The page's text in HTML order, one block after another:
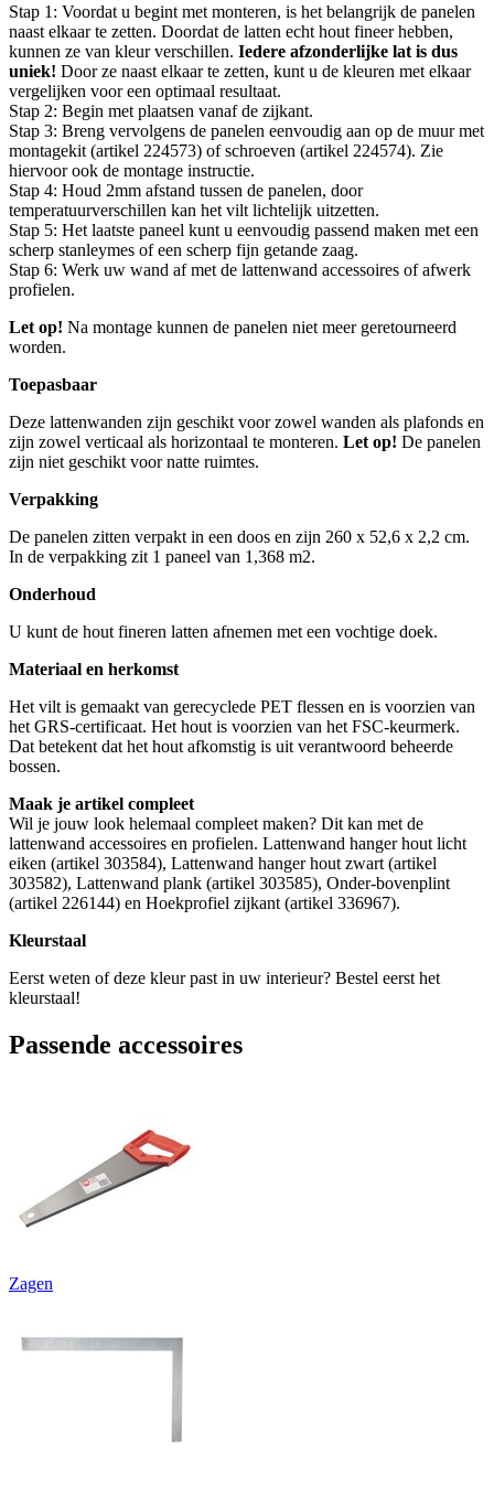
Stap 1: Voordat u begint met monteren, is het belangrijk de panelen
naast elkaar te zetten. Doordat de latten echt hout fineer hebben,
kunnen ze van kleur verschillen. Iedere afzonderlijke lat is dus
uniek! Door ze naast elkaar te zetten, kunt u de kleuren met elkaar
vergelijken voor een optimaal resultaat.
Stap 2: Begin met plaatsen vanaf de zijkant.
Stap 3: Breng vervolgens de panelen eenvoudig aan op de muur met
montagekit (artikel 224573) of schroeven (artikel 224574). Zie
hiervoor ook de montage instructie.
Stap 4: Houd 2mm afstand tussen de panelen, door
temperatuurverschillen kan het vilt lichtelijk uitzetten.
Stap 5: Het laatste paneel kunt u eenvoudig passend maken met een
scherp stanleymes of een scherp fijn getande zaag.
Stap 6: Werk uw wand af met de lattenwand accessoires of afwerk
profielen.
Let op! Na montage kunnen de panelen niet meer geretourneerd
worden.
Toepasbaar
Deze lattenwanden zijn geschikt voor zowel wanden als plafonds en
zijn zowel verticaal als horizontaal te monteren. Let op! De panelen
zijn niet geschikt voor natte ruimtes.
Verpakking
De panelen zitten verpakt in een doos en zijn 260 x 52,6 x 2,2 cm.
In de verpakking zit 1 paneel van 1,368 m2.
Onderhoud
U kunt de hout fineren latten afnemen met een vochtige doek.
Materiaal en herkomst
Het vilt is gemaakt van gerecyclede PET flessen en is voorzien van
het GRS-certificaat. Het hout is voorzien van het FSC-keurmerk.
Dat betekent dat het hout afkomstig is uit verantwoord beheerde
bossen.
Maak je artikel compleet
Wil je jouw look helemaal compleet maken? Dit kan met de
lattenwand accessoires en profielen. Lattenwand hanger hout licht
eiken (artikel 303584), Lattenwand hanger hout zwart (artikel
303582), Lattenwand plank (artikel 303585), Onder-bovenplint
(artikel 226144) en Hoekprofiel zijkant (artikel 336967).
Kleurstaal
Eerst weten of deze kleur past in uw interieur? Bestel eerst het
kleurstaal!
Passende accessoires
Zagen